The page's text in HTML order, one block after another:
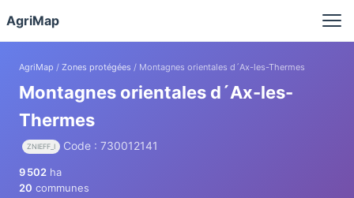
AgriMap
AgriMap / Zones protégées / Montagnes orientales d´Ax-les-Thermes
Montagnes orientales d´Ax-les-
Thermes
ZNIEFF_I Code : 730012141
9 502 ha
20 communes